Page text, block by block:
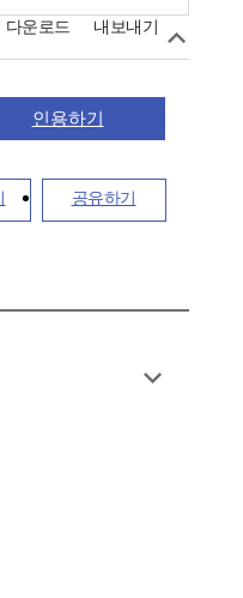
다운로드 내보내기
인용하기
공유하기